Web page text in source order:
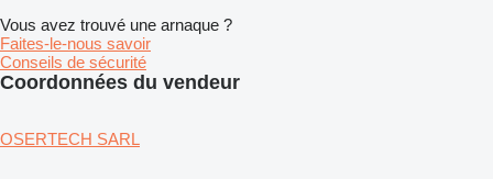
Vous avez trouvé une arnaque ?
Faites-le-nous savoir
Conseils de sécurité
Coordonnées du vendeur
OSERTECH SARL